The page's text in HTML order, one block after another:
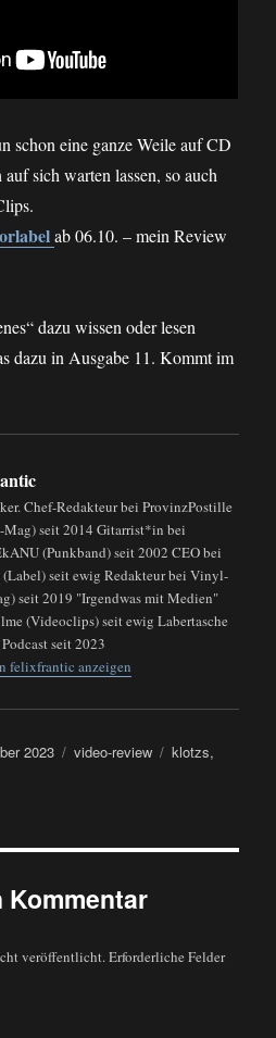
schon eine ganze Weile auf CD
sich warten lassen, so auch
ab 06.10. – mein Review
dazu wissen oder lesen
dazu in Ausgabe 11. Kommt im
Chef-Redakteur bei ProvinzPostille
Mag) seit 2014 Gitarrist*in bei
(Punkband) seit 2002 CEO bei
seit ewig Redakteur bei Vinyl-
seit 2019 "Irgendwas mit Medien"
(Videoclips) seit ewig Labertasche
seit 2023
felixfrantic anzeigen
2023 Kategorien
video-review Schlagwörter
klotzs,
Kommentar
veröffentlicht.Erforderliche Felder